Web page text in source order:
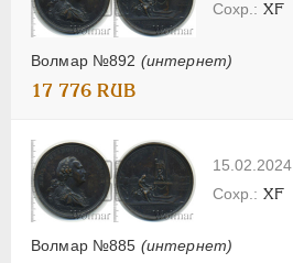
Волмар №892 (интернет)
XF
17 776 RUB
15.02.2024
Волмар №885 (интернет)
XF